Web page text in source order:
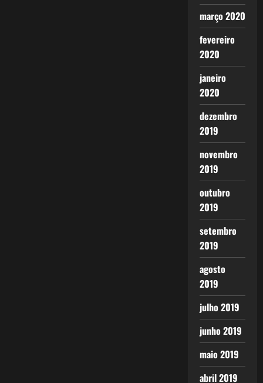
março 2020
fevereiro
2020
janeiro
2020
dezembro
2019
novembro
2019
outubro
2019
setembro
2019
agosto
2019
julho 2019
junho 2019
maio 2019
abril 2019